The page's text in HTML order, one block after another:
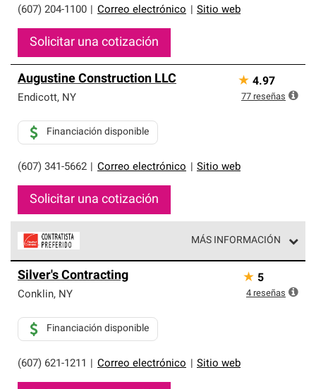
(607) 204-1100 Correo electrónico Sitio web
Solicitar una cotización
Augustine Construction LLC
Endicott, NY
(607) 341-5662 Correo electrónico Sitio web
Financiación disponible
Solicitar una cotización
★ 4.97
77 reseñas
MÁS INFORMACIÓN
parte de una red exclusiva de profesionales de techos
que cumplen con altos estándares y requisitos estrictos
Silver's Contracting
Conklin, NY
(607) 621-1211 Correo electrónico Sitio web
Financiación disponible
★ 5
4 reseñas